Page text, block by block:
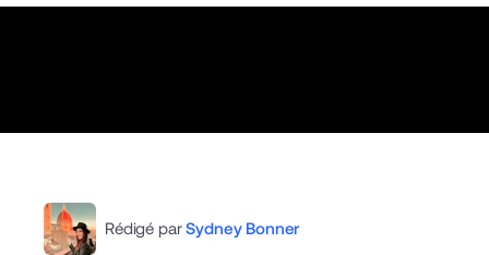
Rédigé par Sydney Bonner